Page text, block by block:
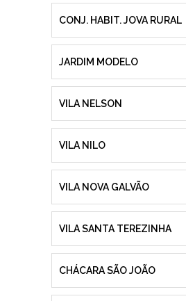
CONJ. HABIT. JOVA RURAL
JARDIM MODELO
VILA NELSON
VILA NILO
VILA NOVA GALVÃO
VILA SANTA TEREZINHA
CHÁCARA SÃO JOÃO